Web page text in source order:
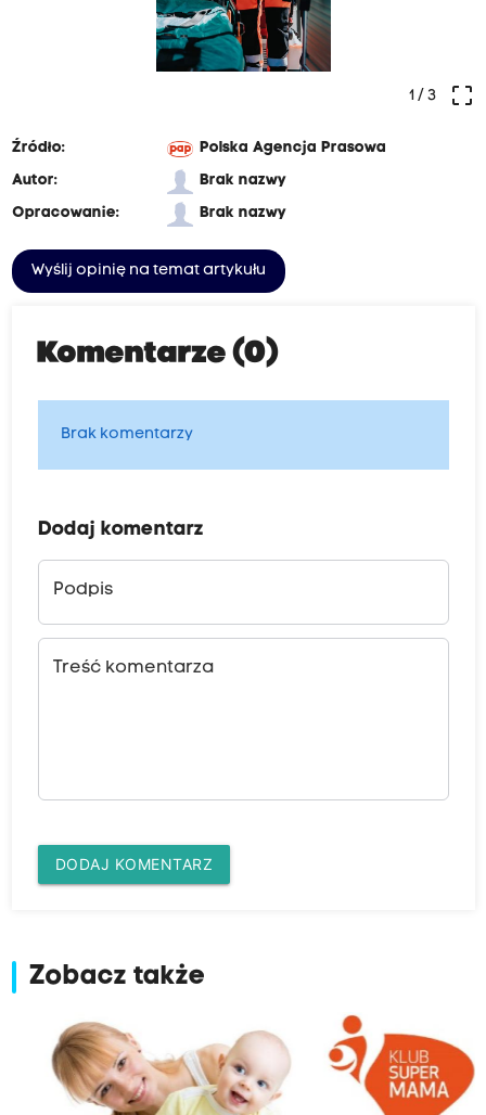
crop_free
1 / 3
Źródło:
Polska Agencja Prasowa
Autor:
Brak nazwy
Opracowanie:
Brak nazwy
Wyślij opinię na temat artykułu
Komentarze (0)
Brak komentarzy
Dodaj komentarz
Podpis
Treść komentarza
DODAJ KOMENTARZ
Zobacz także